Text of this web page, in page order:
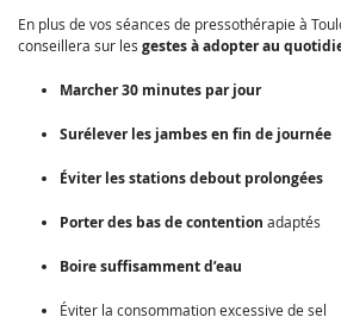
En plus de vos séances de pressothérapie à
conseillera sur les gestes à adopter au
Marcher 30 minutes par jour
Surélever les jambes en fin de journée
Éviter les stations debout prolongées
Porter des bas de contention adaptés
Boire suffisamment d’eau
Éviter la consommation excessive de sel